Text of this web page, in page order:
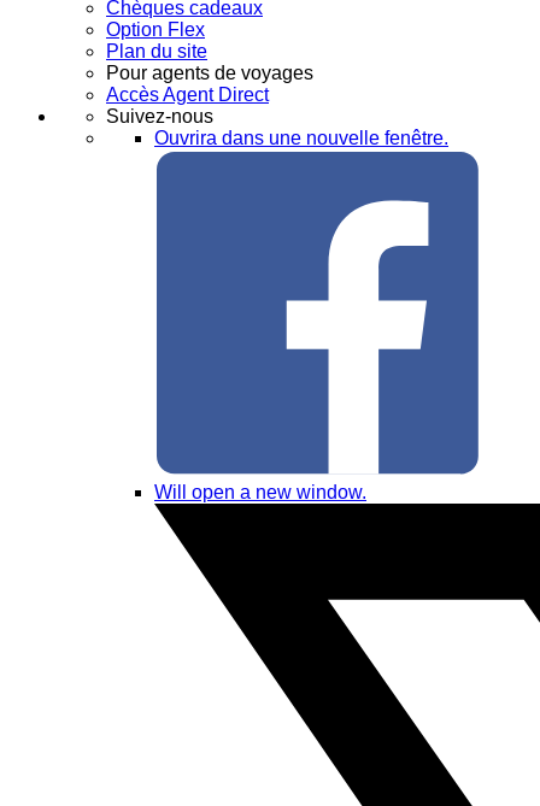
Chèques cadeaux
Option Flex
Plan du site
Pour agents de voyages
Accès Agent Direct
Suivez-nous
Ouvrira dans une nouvelle fenêtre.
Will open a new window.